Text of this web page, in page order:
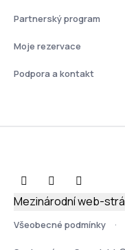
Partnerský program
Moje rezervace
Podpora a kontakt
Všeobecné podmínky
Mezinárodní web-